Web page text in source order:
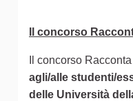
Il concorso
Il concorso
agli/alle studenti/
delle Università